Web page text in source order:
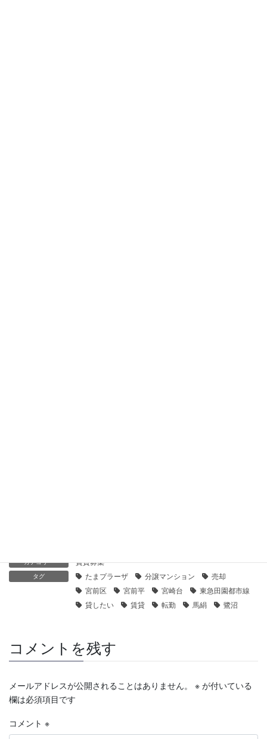
カテゴリー 賃貸募集
タグ たまプラーザ 分譲マンション
売却
宮前区
宮前平 宮崎台
東急田園都市線
貸したい
賃貸 転勤 馬絹 鷺沼
コメントを残す
メールアドレスが公開されることはありません。 ※ が付いている
欄は必須項目です
コメント ※